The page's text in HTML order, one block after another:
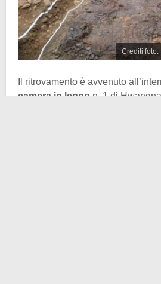
Crediti foto:
Il ritrovamento è avvenuto
camera in legno n. 1 di